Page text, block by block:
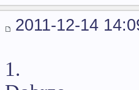
2011-12-14
1.